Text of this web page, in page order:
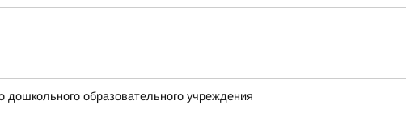
дошкольного образовательного учреждения